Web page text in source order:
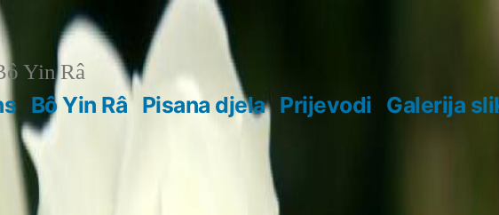
Yin Râ
Bô Yin Râ Pisana djela Prijevodi Galerija